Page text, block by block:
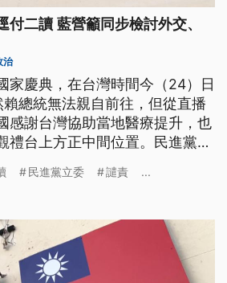
付二讀 藍營籲同步檢討外交、
治
家慶典，在台灣時間今（24）日
總統無法親自前往，但從直播
感謝台灣協助當地醫療提升，也
禮台上方正中間位置。民進黨立
隊要同步檢討。副總統蕭美琴也
民進黨立委 譴責 ...